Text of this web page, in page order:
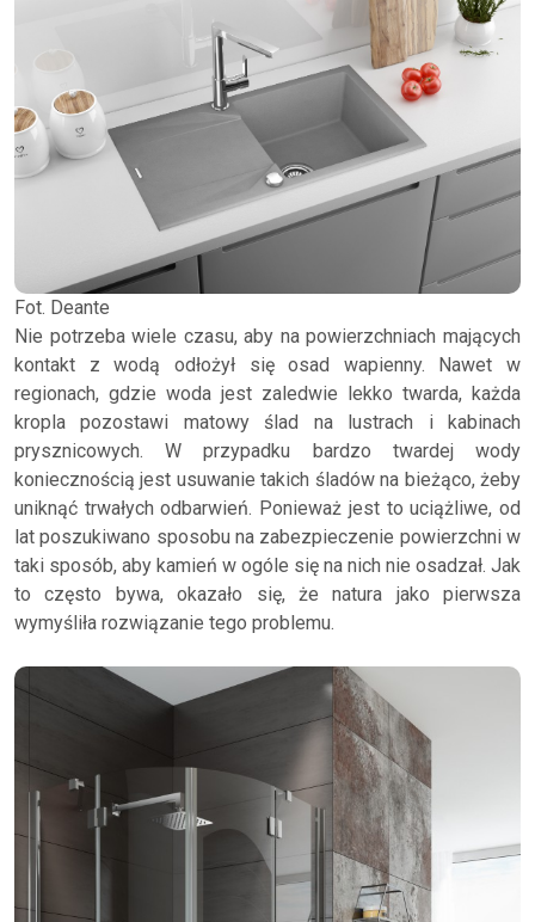
Fot. Deante
Nie potrzeba wiele czasu, aby na powierzchniach mających
kontakt z wodą odłożył się osad wapienny. Nawet w
regionach, gdzie woda jest zaledwie lekko twarda, każda
kropla pozostawi matowy ślad na lustrach i kabinach
prysznicowych. W przypadku bardzo twardej wody
koniecznością jest usuwanie takich śladów na bieżąco, żeby
uniknąć trwałych odbarwień. Ponieważ jest to uciążliwe, od
lat poszukiwano sposobu na zabezpieczenie powierzchni w
taki sposób, aby kamień w ogóle się na nich nie osadzał. Jak
to często bywa, okazało się, że natura jako pierwsza
wymyśliła rozwiązanie tego problemu.